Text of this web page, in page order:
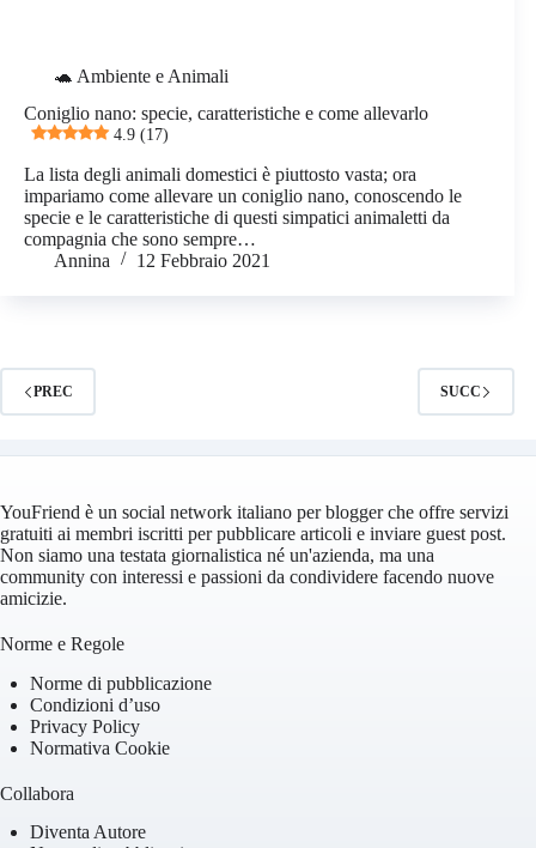
🐢 Ambiente e Animali
Coniglio nano: specie, caratteristiche e come allevarlo
4.9 (17)
La lista degli animali domestici è piuttosto vasta; ora
impariamo come allevare un coniglio nano, conoscendo le
specie e le caratteristiche di questi simpatici animaletti da
compagnia che sono sempre…
Annina
12 Febbraio 2021
PREC SUCC
YouFriend è un social network italiano per blogger che offre servizi
gratuiti ai membri iscritti per pubblicare articoli e inviare guest post.
Non siamo una testata giornalistica né un'azienda, ma una
community con interessi e passioni da condividere facendo nuove
amicizie.
Norme e Regole
Norme di pubblicazione
Condizioni d’uso
Privacy Policy
Normativa Cookie
Collabora
Diventa Autore